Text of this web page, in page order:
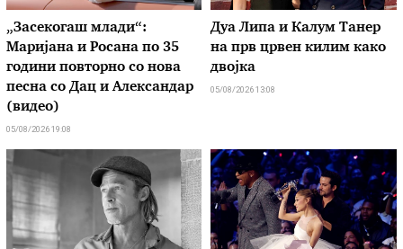
„Засекогаш млади“:
Маријана и Росана по 35
години повторно со нова
песна со Дац и Александар
(видео)
05/08/2026 19:08
Дуа Липа и Калум Танер
на прв црвен килим како
двојка
05/08/2026 13:08